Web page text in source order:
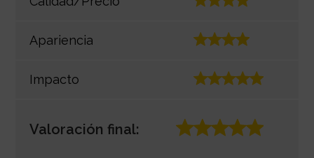
Apariencia
Impacto
Valoración final: